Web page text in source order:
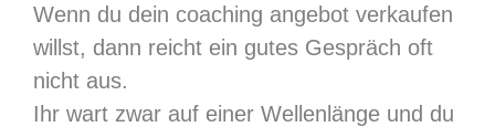
Wenn du dein coaching angebot verkaufen
willst, dann reicht ein gutes Gespräch oft
nicht aus.
Ihr wart zwar auf einer Wellenlänge und du